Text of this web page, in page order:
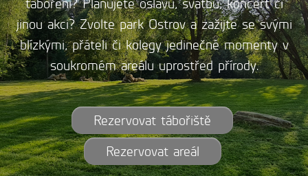
táboření? Plánujete oslavu, svatbu, koncert či
jinou akci? Zvolte park Ostrov a zažijte se svými
blízkými, přáteli či kolegy jedinečné momenty v
soukromém areálu uprostřed přírody.
Rezervovat tábořiště
Rezervovat areál